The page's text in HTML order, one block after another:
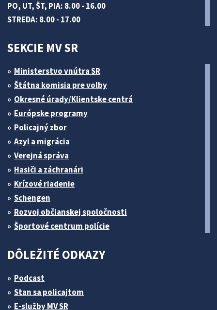
PO, UT, ŠT, PIA: 8.00 - 16.00
STREDA: 8.00 - 17.00
SEKCIE MV SR
Ministerstvo vnútra SR
Štátna komisia pre volby
Okresné úrady/Klientske centrá
Európske programy
Policajný zbor
Azyl a migrácia
Verejná správa
Hasiči a záchranári
Krízové riadenie
Schengen
Rozvoj občianskej spoločnosti
Športové centrum polície
DÔLEŽITÉ ODKAZY
Podcast
Stan sa policajtom
E-služby MV SR